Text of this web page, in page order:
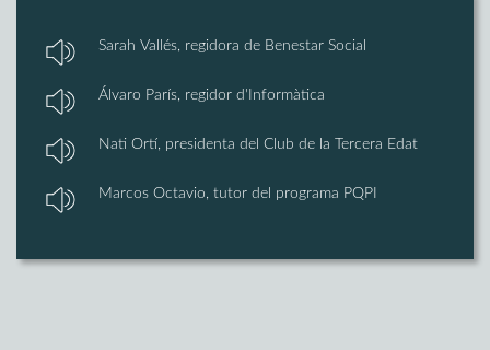
Sarah Vallés, regidora de Benestar Social
Álvaro París, regidor d'Informàtica
Nati Ortí, presidenta del Club de la Tercera Edat
Marcos Octavio, tutor del programa PQPI